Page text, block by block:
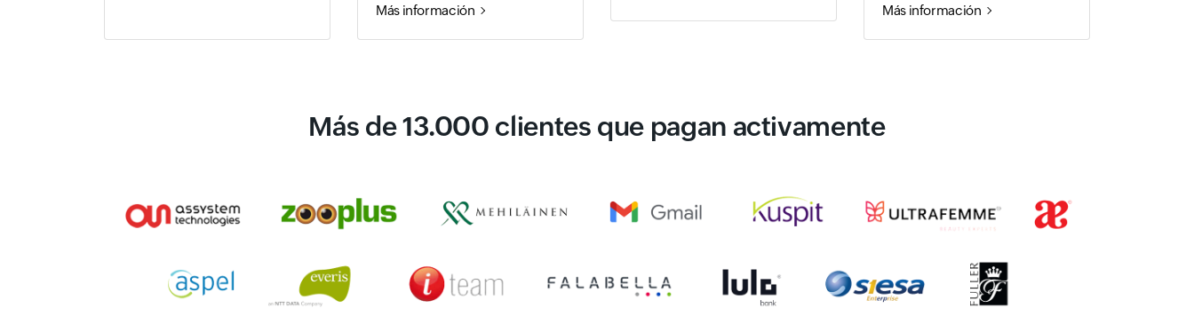
Más información Más información
Más de 13.000 clientes que pagan activamente